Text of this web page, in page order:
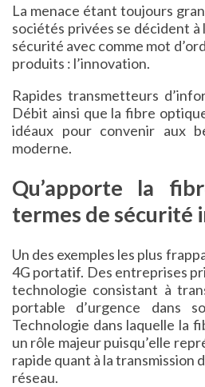
La menace étant toujours
sociétés privées se décident à
sécurité avec comme mot
produits : l’innovation.
Rapides transmetteurs
Débit ainsi que la fibre
idéaux pour convenir aux
moderne.
Qu’apporte la
termes de sécurité
Un des exemples les plus
4G portatif. Des entreprises
technologie consistant à
portable d’urgence dans
Technologie dans laquelle la
un rôle majeur puisqu’elle
rapide quant à la transmission
réseau.